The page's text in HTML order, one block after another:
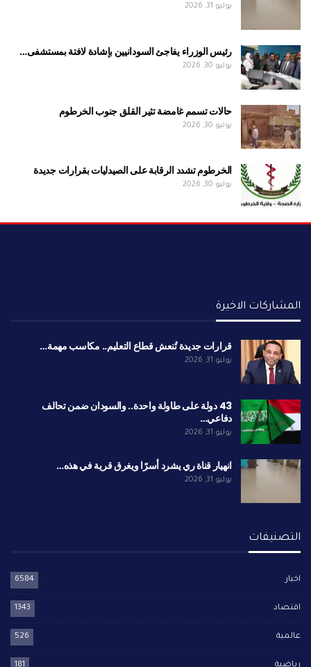
يوليو 31, 2026
رئيس الوزراء يفاجئ السودانيين بإشادة لافتة بمستشفى…
يوليو 30, 2026
حالات تسمم غامضة تثير القلق جنوب الخرطوم
يوليو 30, 2026
الخرطوم تشدد الرقابة على الصيدليات بقرارات جديدة
يوليو 30, 2026
المشاركات الاخيرة
قرارات جديدة تُنعش قطاع التعليم.. مكاسب مهمة…
يوليو 31, 2026
43 دولة على طاولة واحدة.. والسودان ضمن تحالف
دفاعي…
يوليو 31, 2026
انهيار قناة ري يشرد أسرًا ويغرق قرية في هذه…
يوليو 31, 2026
التصنيفات
اخبار 6584
اقتصاد 1343
عالمية 526
رياضية 181